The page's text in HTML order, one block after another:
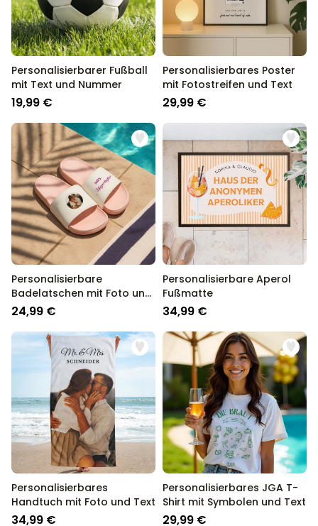
Personalisierbarer Fußball
mit Text und Nummer
19,99 €
Personalisierbares Poster
mit Fotostreifen und Text
29,99 €
Personalisierbare
Badelatschen mit Foto und
Text
24,99 €
Personalisierbare Aperol
Fußmatte
34,99 €
Personalisierbares
Handtuch mit Foto und Text
34,99 €
Personalisierbares JGA T-
Shirt mit Symbolen und Text
29,99 €